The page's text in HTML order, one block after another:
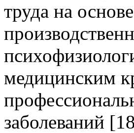
труда на
медицинским
заболеваний